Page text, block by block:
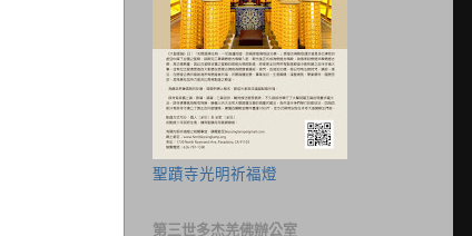
聖蹟寺光明祈福燈
第三世多杰羌佛辦公室